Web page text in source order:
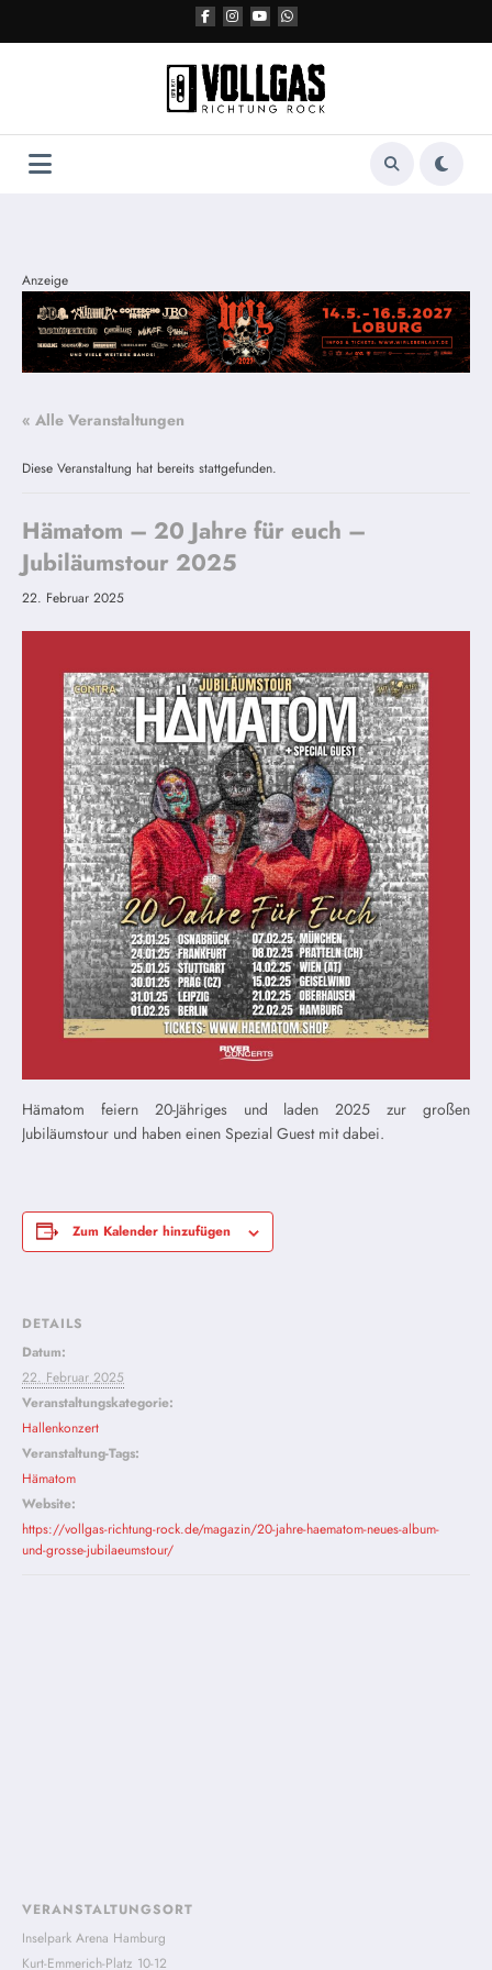
Anzeige
« Alle Veranstaltungen
Diese Veranstaltung hat bereits stattgefunden.
Hämatom – 20 Jahre für euch –
Jubiläumstour 2025
22. Februar 2025
Hämatom feiern 20-Jähriges und laden 2025 zur großen
Jubiläumstour und haben einen Spezial Guest mit dabei.
Zum Kalender hinzufügen
DETAILS
Datum:
22. Februar 2025
Veranstaltungskategorie:
Hallenkonzert
Veranstaltung-Tags:
Hämatom
Website:
https://vollgas-richtung-rock.de/magazin/20-jahre-haematom-neues-album-
und-grosse-jubilaeumstour/
VERANSTALTUNGSORT
Inselpark Arena Hamburg
Kurt-Emmerich-Platz 10-12